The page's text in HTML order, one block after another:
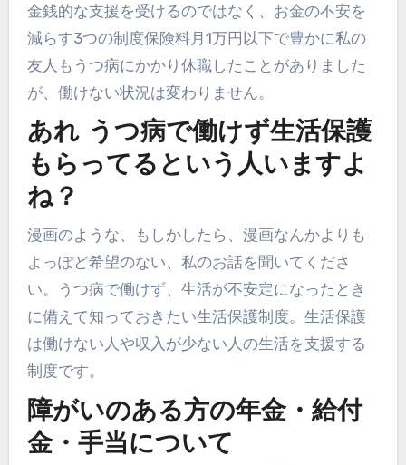
金銭的な支援を受けるのではなく、お金の不安を
減らす3つの制度保険料月1万円以下で豊かに私の
友人もうつ病にかかり休職したことがありました
が、働けない状況は変わりません。
あれ うつ病で働けず生活保護
もらってるという人いますよ
ね？
漫画のような、もしかしたら、漫画なんかよりも
よっぽど希望のない、私のお話を聞いてくださ
い。うつ病で働けず、生活が不安定になったとき
に備えて知っておきたい生活保護制度。生活保護
は働けない人や収入が少ない人の生活を支援する
制度です。
障がいのある方の年金・給付
金・手当について